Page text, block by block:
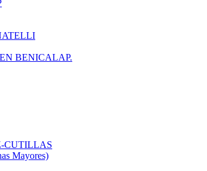
BENICALAP.
CUTILLAS
Mayores)